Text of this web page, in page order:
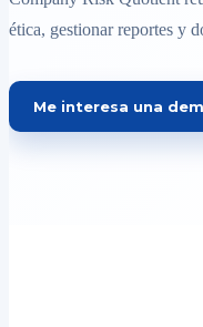
ética, gestionar reportes y
Me interesa una